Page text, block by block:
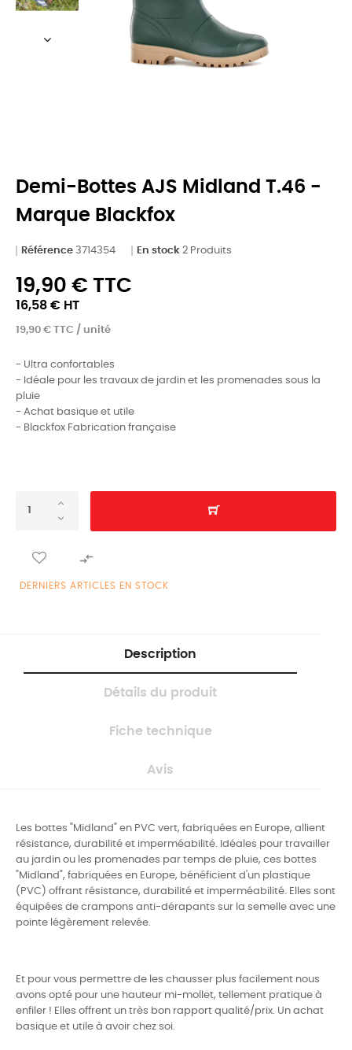
Demi-Bottes AJS Midland T.46 -
Marque Blackfox
Référence 3714354 En stock 2 Produits
19,90 € TTC
16,58 € HT
19,90 € TTC / unité
- Ultra confortables
- Idéale pour les travaux de jardin et les promenades sous la
pluie
- Achat basique et utile
- Blackfox Fabrication française

DERNIERS ARTICLES EN STOCK
Description
Détails du produit
Fiche technique
Avis
Les bottes "Midland" en PVC vert, fabriquées en Europe, allient
résistance, durabilité et imperméabilité. Idéales pour travailler
au jardin ou les promenades par temps de pluie, ces bottes
"Midland", fabriquées en Europe, bénéficient d'un plastique
(PVC) offrant résistance, durabilité et imperméabilité. Elles sont
équipées de crampons anti-dérapants sur la semelle avec une
pointe légèrement relevée.
Et pour vous permettre de les chausser plus facilement nous
avons opté pour une hauteur mi-mollet, tellement pratique à
enfiler ! Elles offrent un très bon rapport qualité/prix. Un achat
basique et utile à avoir chez soi.